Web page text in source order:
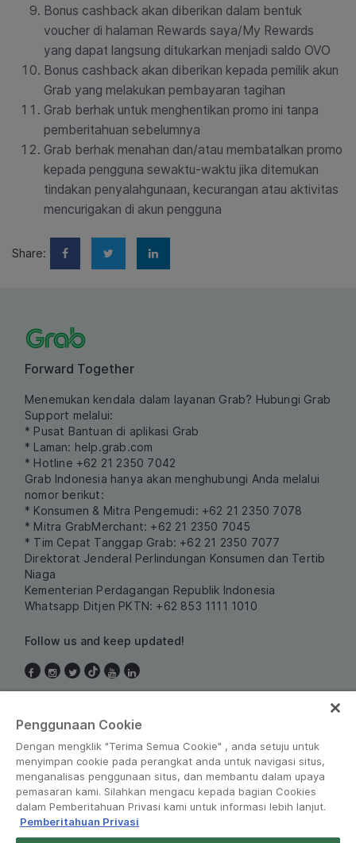
Bonus cashback akan diberikan dalam bentuk
voucher di halaman Rewards saya/My Rewards
yang dapat langsung ditukarkan menjadi saldo OVO
Bonus cashback akan diberikan kepada pemilik akun
Grab yang melakukan pembayaran tagihan
Grab berhak untuk menghentikan promo ini tanpa
pemberitahuan sebelumnya
Grab berhak menahan dan/atau membatalkan promo
kepada pengguna sewaktu-waktu jika ditemukan
tindakan penyalahgunaan, kecurangan atau aktivitas
mencurigakan di akun pengguna
Share:
Forward Together
Menemukan kendala dalam layanan Grab? Hubungi Grab
Support melalui:
* Pusat Bantuan di aplikasi Grab
* Laman: help.grab.com
* Hotline +62 21 2350 7042
Grab Indonesia hanya akan menghubungi Anda melalui
nomor berikut:
* Konsumen & Mitra Pengemudi: +62 21 2350 7078
* Mitra GrabMerchant: +62 21 2350 7045
* Tim Cepat Tanggap Grab: +62 21 2350 7077
Direktorat Jenderal Perlindungan Konsumen dan Tertib
Niaga
Kementerian Perdagangan Republik Indonesia
Whatsapp Ditjen PKTN: +62 853 1111 1010
Follow us and keep updated!
Penggunaan Cookie
Dengan mengklik "Terima Semua Cookie" , anda setuju untuk
menyimpan cookie pada perangkat anda untuk navigasi situs,
menganalisas penggunaan situs, dan membantu dalam upaya
pemasaran kami. Silahkan mengacu kepada bagian Cookies
dalam Pemberitahuan Privasi kami untuk informasi lebih lanjut.
Pemberitahuan Privasi